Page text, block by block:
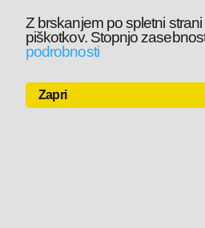
Z brskanjem po spletni
piškotkov. Stopnjo
podrobnosti
Zapri